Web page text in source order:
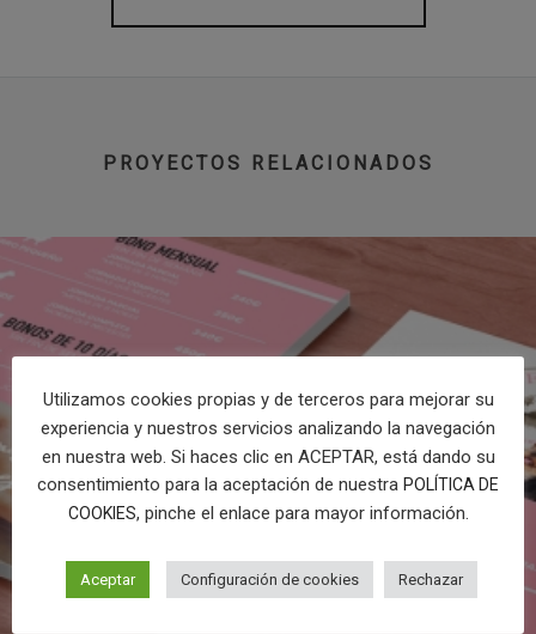
PROYECTOS RELACIONADOS
Utilizamos cookies propias y de terceros para mejorar su
experiencia y nuestros servicios analizando la navegación
en nuestra web. Si haces clic en ACEPTAR, está dando su
consentimiento para la aceptación de nuestra POLÍTICA DE
COOKIES, pinche el enlace para mayor información.
Aceptar Configuración de cookies Rechazar